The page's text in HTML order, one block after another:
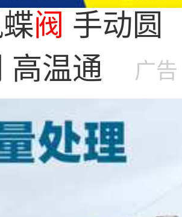
阀手动圆
温通风 阀
门
广告